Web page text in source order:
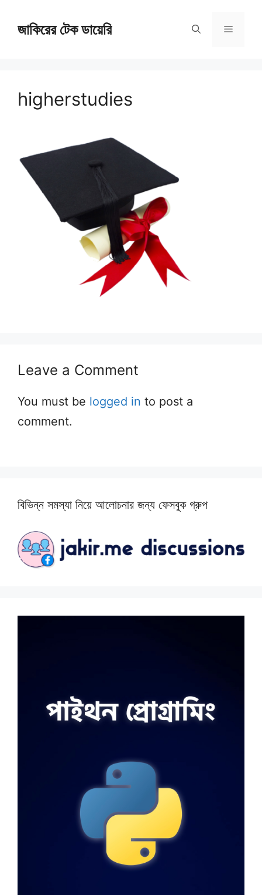
জাকিরের টেক ডায়েরি Menu
higherstudies
Leave a Comment
You must be logged in to post a
comment.
বিভিন্ন সমস্যা নিয়ে আলোচনার জন্য ফেসবুক গ্রুপ